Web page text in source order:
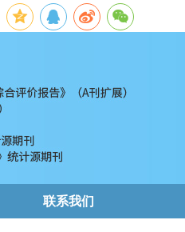
联系我们